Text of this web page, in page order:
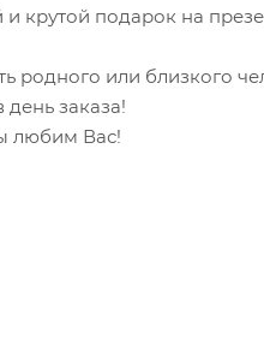
крутой подарок на
родного или близкого
заказа!
любим Вас!